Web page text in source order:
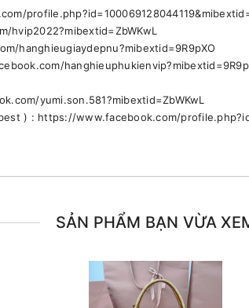
hvip2022?mibextid=ZbWKwL
hanghieugiaydepnu?mibextid=9R9pXO
yumi.son.581?mibextid=ZbWKwL
) : https://www.facebook.com/
SẢN PHẨM BẠN VỪA